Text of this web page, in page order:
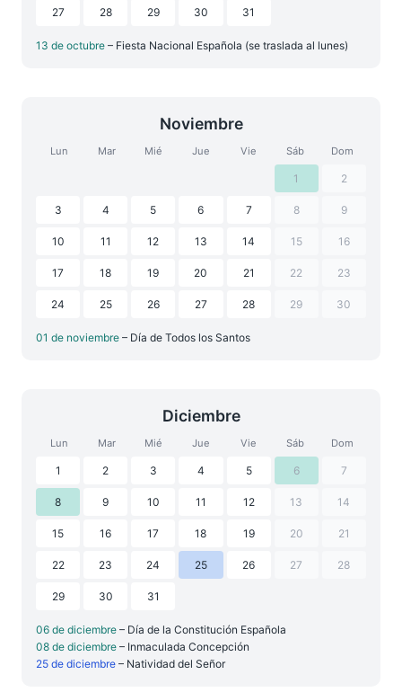
27 28 29 30 31
13 de octubre – Fiesta Nacional Española (se traslada al lunes)
Noviembre
Lun Mar Mié Jue Vie Sáb Dom
1 2
3 4 5 6 7 8 9
10 11 12 13 14 15 16
17 18 19 20 21 22 23
24 25 26 27 28 29 30
01 de noviembre – Día de Todos los Santos
Diciembre
Lun Mar Mié Jue Vie Sáb Dom
1 2 3 4 5 6 7
8 9 10 11 12 13 14
15 16 17 18 19 20 21
22 23 24 25 26 27 28
29 30 31
06 de diciembre – Día de la Constitución Española
08 de diciembre – Inmaculada Concepción
25 de diciembre – Natividad del Señor